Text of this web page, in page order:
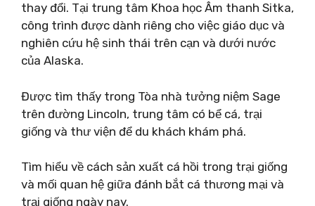
thay đổi. Tại trung tâm Khoa học Âm thanh Sitka,
công trình được dành riêng cho việc giáo dục và
nghiên cứu hệ sinh thái trên cạn và dưới nước
của Alaska.
Được tìm thấy trong Tòa nhà tưởng niệm Sage
trên đường Lincoln, trung tâm có bể cá, trại
giống và thư viện để du khách khám phá.
Tìm hiểu về cách sản xuất cá hồi trong trại giống
và mối quan hệ giữa đánh bắt cá thương mại và
trại giống ngày nay.